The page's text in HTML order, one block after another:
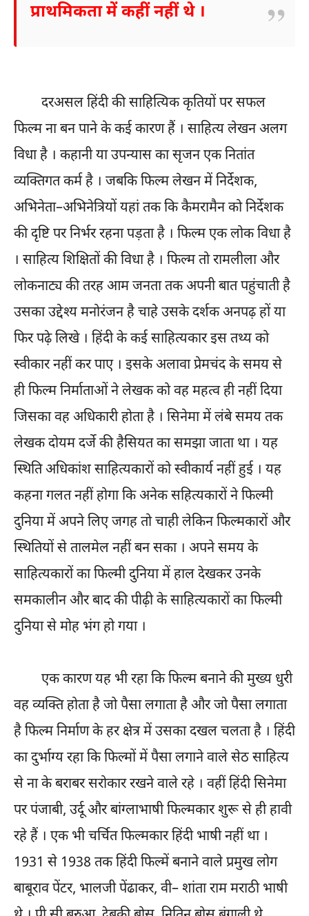
प्राथमिकता में कहीं नहीं थे ।
दरअसल हिंदी की साहित्यिक कृतियों पर सफल
फिल्म ना बन पाने के कई कारण हैं । साहित्य लेखन अलग
विधा है । कहानी या उपन्यास का सृजन एक नितांत
व्यक्तिगत कर्म है । जबकि फिल्म लेखन में निर्देशक,
अभिनेता–अभिनेत्रियों यहां तक कि कैमरामैन को निर्देशक
की दृष्टि पर निर्भर रहना पड़ता है । फिल्म एक लोक विधा है
। साहित्य शिक्षितों की विधा है । फिल्म तो रामलीला और
लोकनाट्य की तरह आम जनता तक अपनी बात पहुंचाती है
उसका उद्देश्य मनोरंजन है चाहे उसके दर्शक अनपढ़ हों या
फिर पढ़े लिखे । हिंदी के कई साहित्यकार इस तथ्य को
स्वीकार नहीं कर पाए । इसके अलावा प्रेमचंद के समय से
ही फिल्म निर्माताओं ने लेखक को वह महत्व ही नहीं दिया
जिसका वह अधिकारी होता है । सिनेमा में लंबे समय तक
लेखक दोयम दर्जे की हैसियत का समझा जाता था । यह
स्थिति अधिकांश साहित्यकारों को स्वीकार्य नहीं हुई । यह
कहना गलत नहीं होगा कि अनेक सहित्यकारों ने फिल्मी
दुनिया में अपने लिए जगह तो चाही लेकिन फिल्मकारों और
स्थितियों से तालमेल नहीं बन सका । अपने समय के
साहित्यकारों का फिल्मी दुनिया में हाल देखकर उनके
समकालीन और बाद की पीढ़ी के साहित्यकारों का फिल्मी
दुनिया से मोह भंग हो गया ।
एक कारण यह भी रहा कि फिल्म बनाने की मुख्य धुरी
वह व्यक्ति होता है जो पैसा लगाता है और जो पैसा लगाता
है फिल्म निर्माण के हर क्षेत्र में उसका दखल चलता है । हिंदी
का दुर्भाग्य रहा कि फिल्मों में पैसा लगाने वाले सेठ साहित्य
से ना के बराबर सरोकार रखने वाले रहे । वहीं हिंदी सिनेमा
पर पंजाबी, उर्दू और बांग्लाभाषी फिल्मकार शुरू से ही हावी
रहे हैं । एक भी चर्चित फिल्मकार हिंदी भाषी नहीं था ।
1931 से 1938 तक हिंदी फिल्में बनाने वाले प्रमुख लोग
बाबूराव पेंटर, भालजी पेंढाकर, वी– शांता राम मराठी भाषी